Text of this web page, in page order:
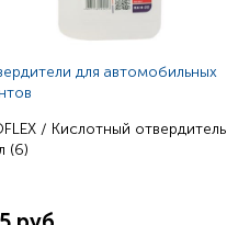
для автомобильных
/ Кислотный отвердитель
(6)